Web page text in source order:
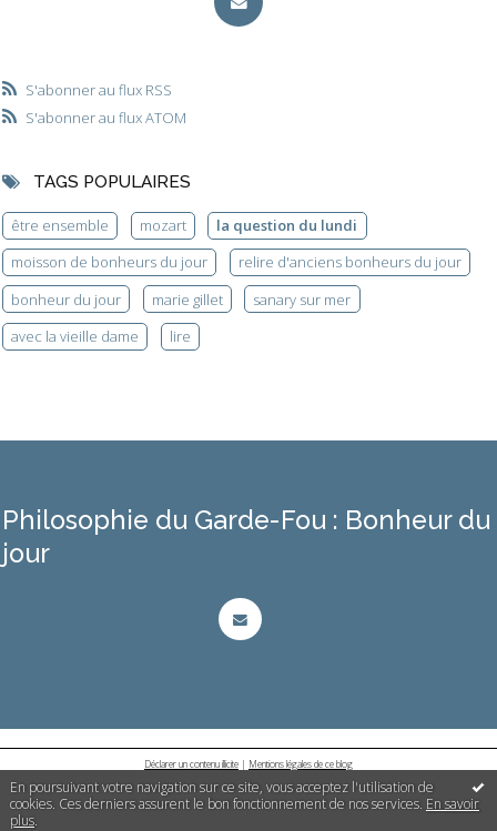
En poursuivant votre navigation sur ce site, vous acceptez l'utilisation de
cookies. Ces derniers assurent le bon fonctionnement de nos services. En savoir
plus.
S'abonner au flux RSS
S'abonner au flux ATOM
TAGS POPULAIRES
être ensemble mozart
la question du lundi
moisson de bonheurs du jour
relire d'anciens bonheurs du jour
bonheur du jour
marie gillet
sanary sur mer
avec la vieille dame
lire
Philosophie du Garde-Fou : Bonheur du
jour
Déclarer un contenu illicite | Mentions légales de ce blog